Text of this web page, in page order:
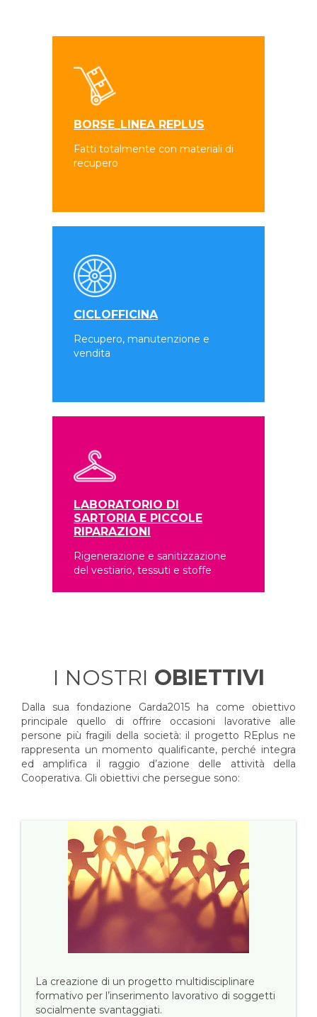
BORSE_LINEA REPLUS
Fatti totalmente con materiali di
recupero
CICLOFFICINA
Recupero, manutenzione e
vendita
LABORATORIO DI
SARTORIA E PICCOLE
RIPARAZIONI
Rigenerazione e sanitizzazione
del vestiario, tessuti e stoffe
I NOSTRI OBIETTIVI
Dalla sua fondazione Garda2015 ha come obiettivo
principale quello di offrire occasioni lavorative alle
persone più fragili della società: il progetto REplus ne
rappresenta un momento qualificante, perché integra
ed amplifica il raggio d’azione delle attività della
Cooperativa. Gli obiettivi che persegue sono:
La creazione di un progetto multidisciplinare
formativo per l’inserimento lavorativo di soggetti
socialmente svantaggiati.